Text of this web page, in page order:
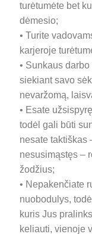
turėtumėte bet
dėmesio;
• Turite
karjeroje
• Sunkaus
siekiant savo
nevaržomą,
• Esate
todėl gali būti
nesate taktiškas
nesusimąstęs –
žodžius;
• Nepakenčiate
nuobodulys,
kuris Jus
keliauti, vienoje